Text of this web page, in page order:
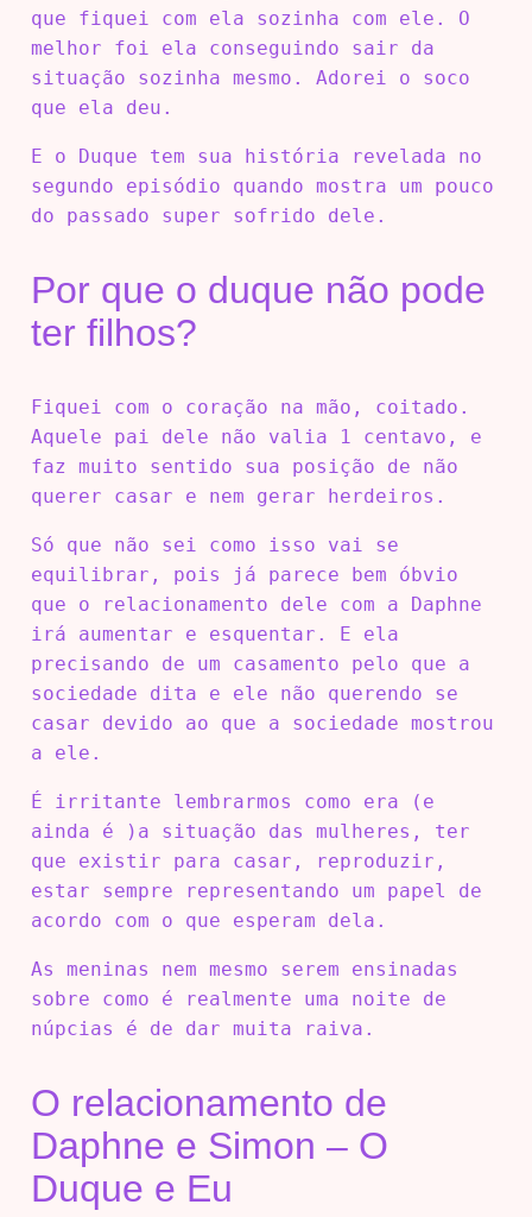
que fiquei com ela sozinha com ele. O
melhor foi ela conseguindo sair da
situação sozinha mesmo. Adorei o soco
que ela deu.
E o Duque tem sua história revelada no
segundo episódio quando mostra um pouco
do passado super sofrido dele.
Por que o duque não pode
ter filhos?
Fiquei com o coração na mão, coitado.
Aquele pai dele não valia 1 centavo, e
faz muito sentido sua posição de não
querer casar e nem gerar herdeiros.
Só que não sei como isso vai se
equilibrar, pois já parece bem óbvio
que o relacionamento dele com a Daphne
irá aumentar e esquentar. E ela
precisando de um casamento pelo que a
sociedade dita e ele não querendo se
casar devido ao que a sociedade mostrou
a ele.
É irritante lembrarmos como era (e
ainda é )a situação das mulheres, ter
que existir para casar, reproduzir,
estar sempre representando um papel de
acordo com o que esperam dela.
As meninas nem mesmo serem ensinadas
sobre como é realmente uma noite de
núpcias é de dar muita raiva.
O relacionamento de
Daphne e Simon – O
Duque e Eu